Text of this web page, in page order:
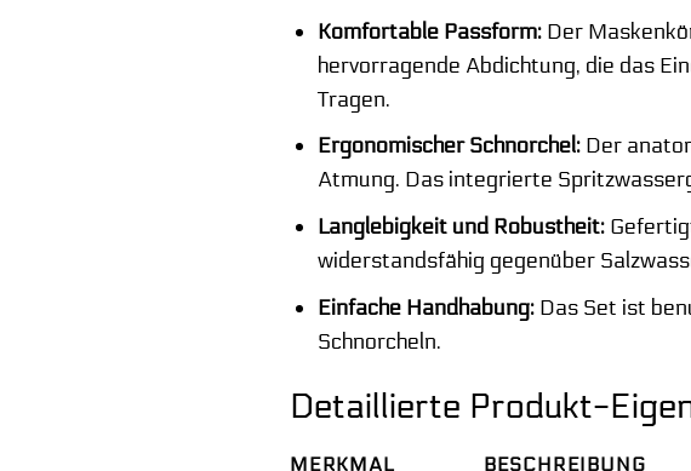
Komfortable Passform:Der
hervorragende Abdichtung, die das
Tragen.
Ergonomischer Schnorchel:Der
Atmung. Das integrierte
Langlebigkeit und Robustheit:
widerstandsfähig gegenüber
Einfache Handhabung:Das Set ist
Schnorcheln.
Detaillierte Produkt-
MERKMAL BESCHREIBUNG